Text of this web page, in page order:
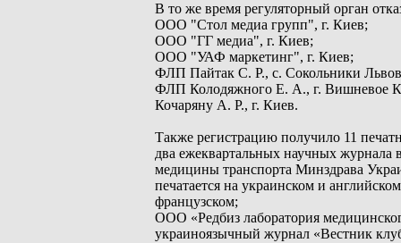
В то же время регуляторный орган
ООО "Стол медиа групп", г. Киев;
ООО "ГГ медиа", г. Киев;
ООО "УАФ маркетинг", г. Киев;
ФЛП Пайтак С. Р., с. Сокольники
ФЛП Колодяжного Е. А., г. Вишневое
Кочаряну А. Р., г. Киев.
Также регистрацию получило 11
два ежеквартальных научных журнала
медицины транспорта Минздрава
печатается на украинском и
французском;
ООО «Редбиз лаборатория
украиноязычный журнал «Вестник